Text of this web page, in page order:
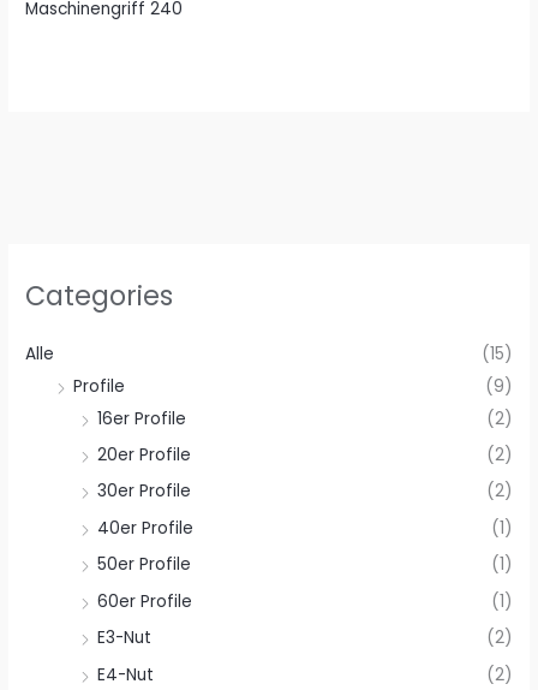
Categories
Alle
(15)
Profile
(9)
16er Profile
(2)
20er Profile
(2)
30er Profile
(2)
40er Profile
(1)
50er Profile
(1)
60er Profile
(1)
E3-Nut
(2)
E4-Nut
(2)
Maschinengriff 240